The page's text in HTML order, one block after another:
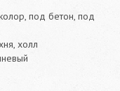
под бетон, под
холл